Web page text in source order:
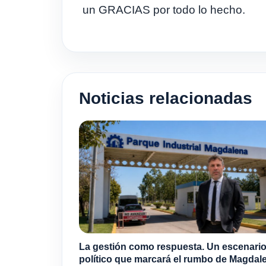
un GRACIAS por todo lo hecho.
Noticias relacionadas
La gestión como respuesta. Un escenario
político que marcará el rumbo de